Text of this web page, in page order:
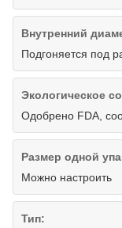
Внутренний
Подгоняется под
Экологическое
Одобрено FDA,
Размер одной
Можно настроить
Тип: